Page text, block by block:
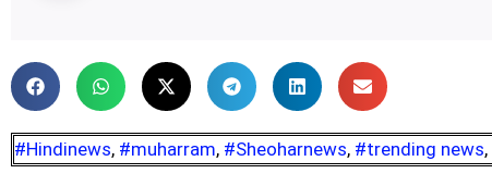
#Hindinews, #muharram, #Sheoharnews, #trending news,